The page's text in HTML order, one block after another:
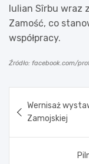
Iulian Sîrbu wraz
Zamość, co
współpracy.
Źródło: facebook.com/
wpisu
Wernisaż
Zamojskiej